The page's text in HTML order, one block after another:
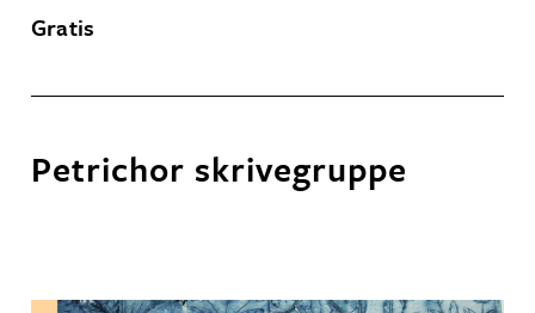
Gratis
Petrichor skrivegruppe